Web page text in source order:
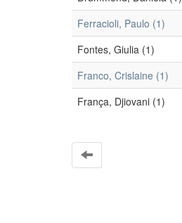
Ferracioli, Paulo (1)
Fontes, Giulia (1)
Franco, Crislaine (1)
França, Djiovani (1)